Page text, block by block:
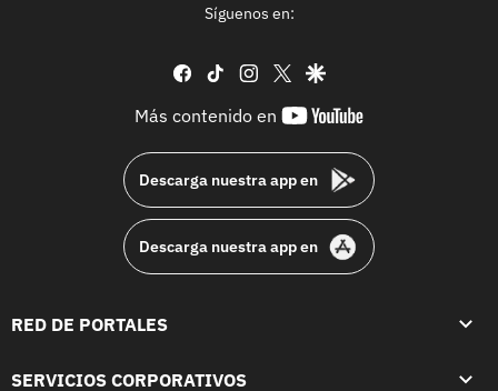
Síguenos en:
facebook
tiktok instagram
twittergoogle
Más contenido en
youtube-
Descarga nuestra app en
Descarga nuestra app en
RED DE PORTALES
SERVICIOS CORPORATIVOS